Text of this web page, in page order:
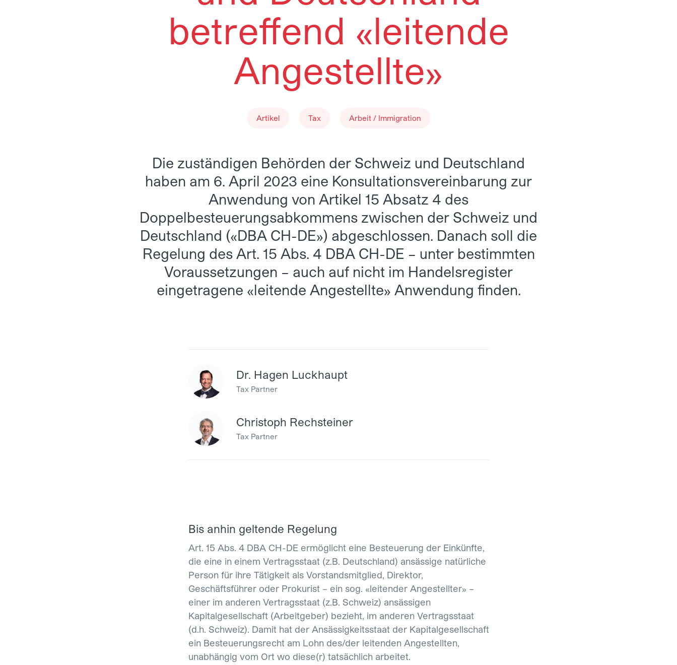
betreffend «leitende
Angestellte»
Artikel Tax Arbeit / Immigration
Die zuständigen Behörden der Schweiz und Deutschland
haben am 6. April 2023 eine Konsultationsvereinbarung zur
Anwendung von Artikel 15 Absatz 4 des
Doppelbesteuerungsabkommens zwischen der Schweiz und
Deutschland («DBA CH-DE») abgeschlossen. Danach soll die
Regelung des Art. 15 Abs. 4 DBA CH-DE – unter bestimmten
Voraussetzungen – auch auf nicht im Handelsregister
eingetragene «leitende Angestellte» Anwendung finden.
Dr. Hagen Luckhaupt
Tax Partner
Christoph Rechsteiner
Tax Partner
Bis anhin geltende Regelung
Art. 15 Abs. 4 DBA CH-DE ermöglicht eine Besteuerung der Einkünfte,
die eine in einem Vertragsstaat (z.B. Deutschland) ansässige natürliche
Person für ihre Tätigkeit als Vorstandsmitglied, Direktor,
Geschäftsführer oder Prokurist – ein sog. «leitender Angestellter» –
einer im anderen Vertragsstaat (z.B. Schweiz) ansässigen
Kapitalgesellschaft (Arbeitgeber) bezieht, im anderen Vertragsstaat
(d.h. Schweiz). Damit hat der Ansässigkeitsstaat der Kapitalgesellschaft
ein Besteuerungsrecht am Lohn des/der leitenden Angestellten,
unabhängig vom Ort wo diese(r) tatsächlich arbeitet.